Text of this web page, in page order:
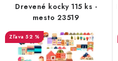
d
u
r
o
Drevené kocky 115 ks -
mesto 23519
52 %